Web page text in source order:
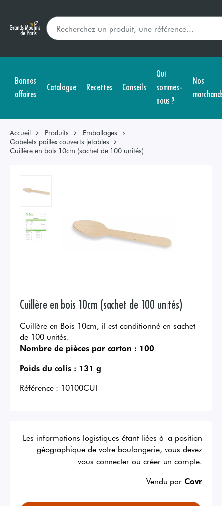
Bonnes
affaires
Catalogue Recettes Conseils
Qui
sommes-
nous ?
Nos
Accueil Produits
Emballages
Gobelets pailles couverts jetables
Cuillère en bois 10cm (sachet de 100 unités)
Cuillère en bois 10cm (sachet de 100 unités)
Cuillère en Bois 10cm, il est conditionné en sachet
de 100 unités.
Nombre de pièces par carton : 100
Poids du colis : 131 g
Référence : 10100CUI
Les informations logistiques étant liées à la position
géographique de votre boulangerie, vous devez
vous connecter ou créer un compte.
Vendu par Covr